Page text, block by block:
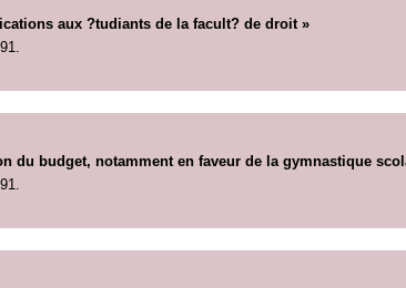
aux ?tudiants de la facult? de droit »
du budget, notamment en faveur de la gymnastique